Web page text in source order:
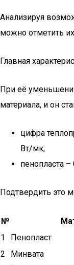
Анализируя
можно отметить их
Главная
При её
материала, и он
цифра
Вт/мк;
пенопласта
Подтвердить это
№
1
Пенопласт
2
Минвата